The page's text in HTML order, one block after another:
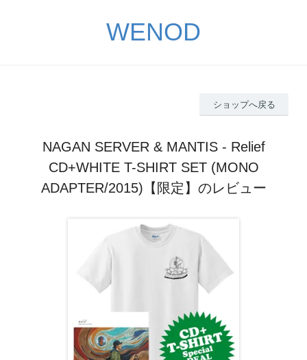
WENOD
ショップへ戻る
NAGAN SERVER & MANTIS - Relief
CD+WHITE T-SHIRT SET (MONO
ADAPTER/2015)【限定】のレビュー